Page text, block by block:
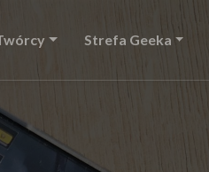
Strefa Geeka